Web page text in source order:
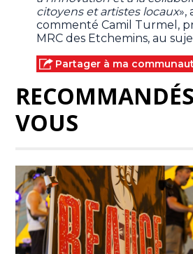
citoyens et artistes locaux»,
commenté Camil Turmel,
MRC des Etchemins, au
Partager à ma
VOUS